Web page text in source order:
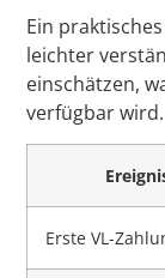
Ein
leichter
einschätzen,
verfügbar wird.
Erste VL-